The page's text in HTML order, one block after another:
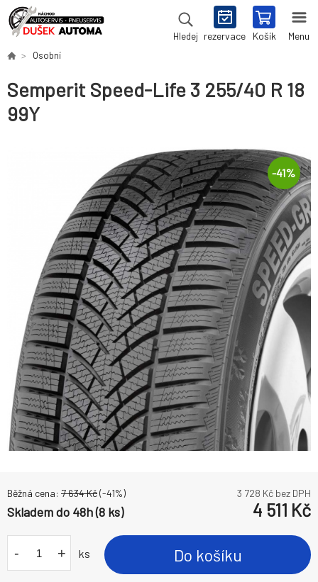
Hledej rezervace Košík Menu
Osobní
Semperit Speed-Life 3 255/40 R 18
99Y
-41%
Běžná cena: 7 634Kč(-41%) 3 728 Kč bez DPH
Skladem do 48h (8 ks) 4 511 Kč
- + ks Do košíku